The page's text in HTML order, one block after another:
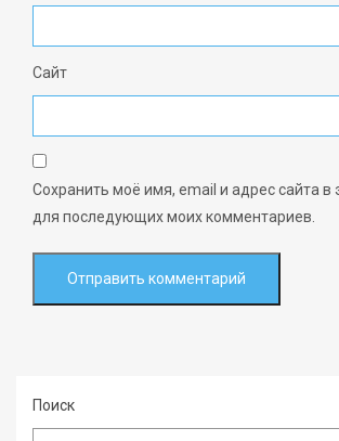
Сайт
Сохранить моё имя, email и адрес сайта в
для последующих моих комментариев.
Поиск